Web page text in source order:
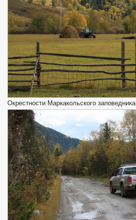
Окрестности Маркакольского заповедника.